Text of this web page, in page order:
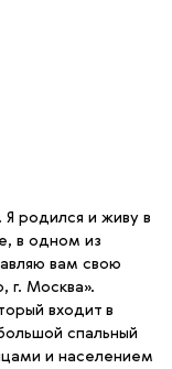
родился и живу в
в одном из
вам свою
г. Москва».
входит в
спальный
и населением